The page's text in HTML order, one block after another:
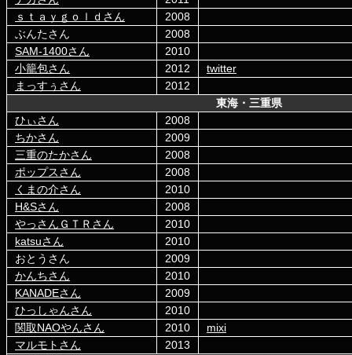
ｓｔａｙｇｏｌｄさん
2008
ぶんたさん
2008
SAM-1400さん
2010
小籠包さん
2012
twitter
まっすぅさん
2012
東海・三重県
ひぃさん
2008
ちかさん
2009
三重のたかさん
2008
ポップスさん
2008
くまの介さん
2010
H&Sさん
2008
やっさんＧＴＲさん
2010
katsuさん
2010
おとうさん
2009
かんちさん
2010
KANADEさん
2009
ひっしゃんさん
2010
関取NAOやんさん
2010
mixi
マルモトさん
2013